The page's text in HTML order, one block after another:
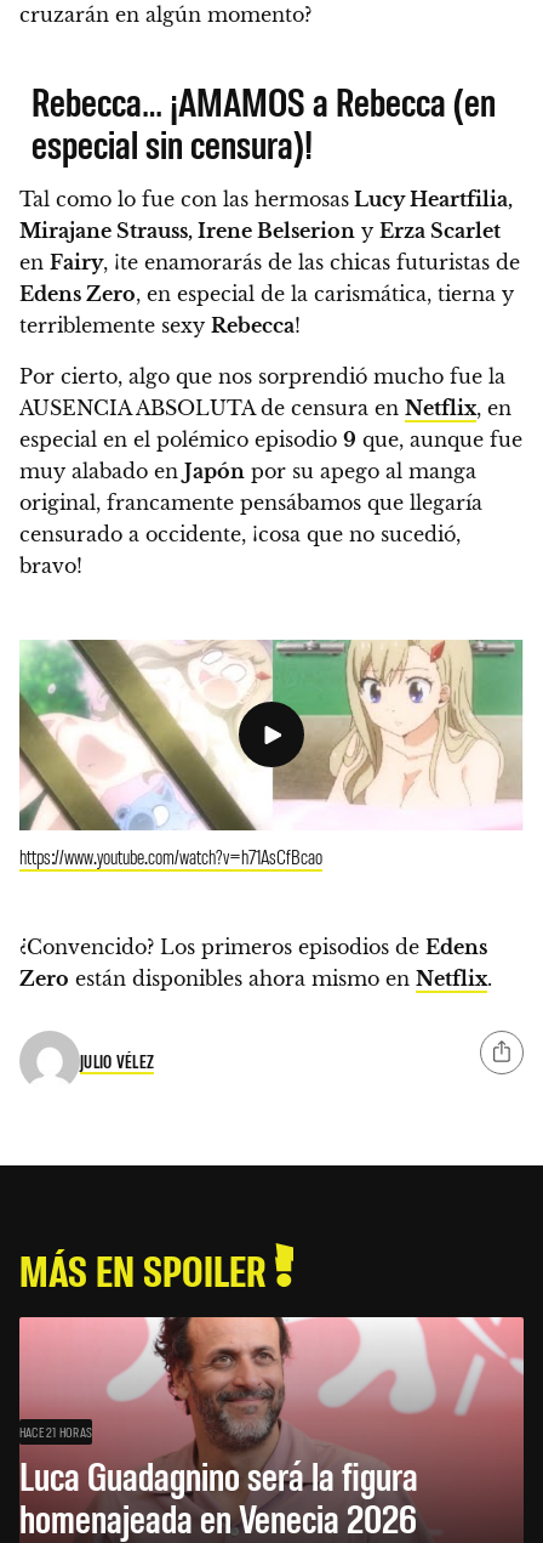
cruzarán en algún momento?
Rebecca… ¡AMAMOS a Rebecca (en
especial sin censura)!
Tal como lo fue con las hermosas Lucy Heartfilia,
Mirajane Strauss, Irene Belserion y Erza Scarlet
en Fairy, ¡te enamorarás de las chicas futuristas de
Edens Zero, en especial de la carismática, tierna y
terriblemente sexy Rebecca!
Por cierto, algo que nos sorprendió mucho fue la
AUSENCIA ABSOLUTA de censura en Netflix, en
especial en el polémico episodio 9 que, aunque fue
muy alabado en Japón por su apego al manga
original, francamente pensábamos que llegaría
censurado a occidente, ¡cosa que no sucedió,
bravo!
https://www.youtube.com/watch?v=h71AsCfBcao
¿Convencido? Los primeros episodios de Edens
Zero están disponibles ahora mismo en Netflix.
JULIO VÉLEZ
MÁS EN SPOILER
HACE 21 HORAS
Luca Guadagnino será la figura
homenajeada en Venecia 2026